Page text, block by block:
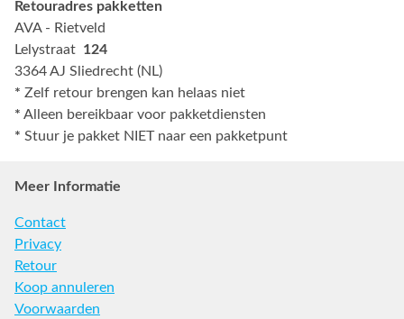
Retouradres pakketten
AVA - Rietveld
Lelystraat 124
3364 AJ Sliedrecht (NL)
* Zelf retour brengen kan helaas niet
* Alleen bereikbaar voor pakketdiensten
* Stuur je pakket NIET naar een pakketpunt
Meer Informatie
Contact
Privacy
Retour
Koop annuleren
Voorwaarden